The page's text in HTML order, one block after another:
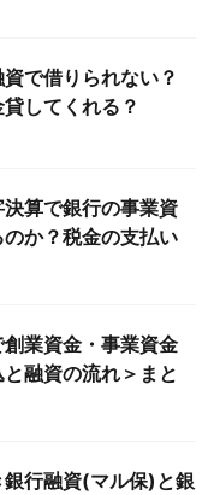
で借りられない？
してくれる？
算で銀行の事業資
か？税金の支払い
業資金・事業資金
融資の流れ＞まと
行融資(マル保)と銀